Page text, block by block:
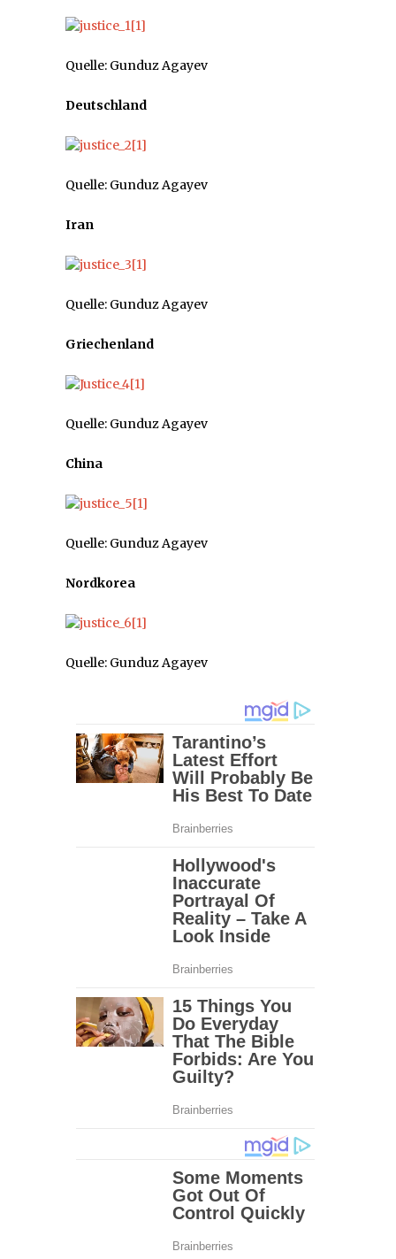
Quelle: Gunduz Agayev
Deutschland
Quelle: Gunduz Agayev
Iran
Quelle: Gunduz Agayev
Griechenland
Quelle: Gunduz Agayev
China
Quelle: Gunduz Agayev
Nordkorea
Quelle: Gunduz Agayev